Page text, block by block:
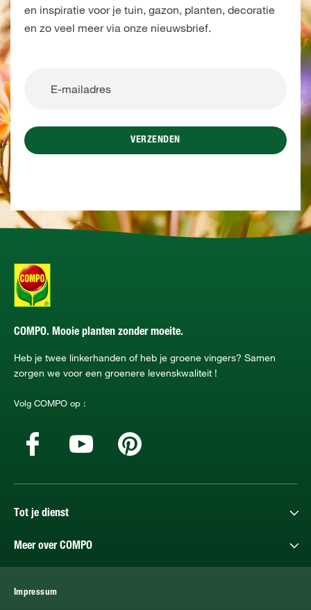
en inspiratie voor je tuin, gazon, planten, decoratie
en zo veel meer via onze nieuwsbrief.
VERZENDEN
COMPO. Mooie planten zonder moeite.
Heb je twee linkerhanden of heb je groene vingers? Samen
zorgen we voor een groenere levenskwaliteit !
Volg COMPO op :
Tot je dienst
Meer over COMPO
Impressum